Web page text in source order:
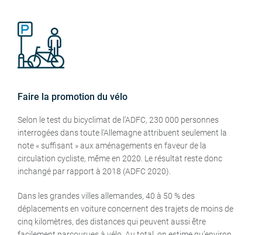
Faire la promotion du vélo
Selon le test du bicyclimat de l’ADFC, 230 000 personnes
interrogées dans toute l’Allemagne attribuent seulement la
note « suffisant » aux aménagements en faveur de la
circulation cycliste, même en 2020. Le résultat reste donc
inchangé par rapport à 2018 (ADFC 2020).
Dans les grandes villes allemandes, 40 à 50 % des
déplacements en voiture concernent des trajets de moins de
cinq kilomètres, des distances qui peuvent aussi être